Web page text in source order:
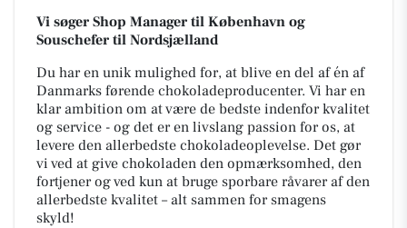
Vi søger Shop Manager til København og
Souschefer til Nordsjælland
Du har en unik mulighed for, at blive en del af én af
Danmarks førende chokoladeproducenter. Vi har en
klar ambition om at være de bedste indenfor kvalitet
og service - og det er en livslang passion for os, at
levere den allerbedste chokoladeoplevelse. Det gør
vi ved at give chokoladen den opmærksomhed, den
fortjener og ved kun at bruge sporbare råvarer af den
allerbedste kvalitet – alt sammen for smagens
skyld!